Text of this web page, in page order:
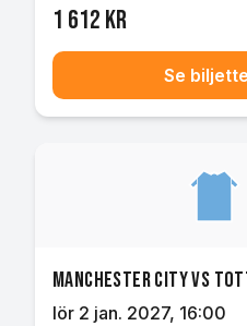
1 612 kr
Se
Manchester City vs
lör 2 jan. 2027, 16:00